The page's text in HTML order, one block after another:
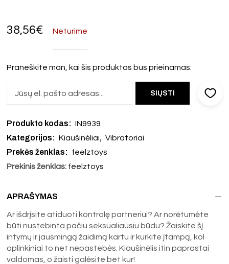
38,56€ Neturime
Praneškite man, kai šis produktas bus prieinamas:
Produkto kodas: IN9939
Kategorijos: Kiaušinėliai, Vibratoriai
Prekės ženklas:
feelztoys
Prekinis ženklas: feelztoys
APRAŠYMAS
Ar išdrįsite atiduoti kontrolę partneriui? Ar norėtumėte
būti nustebinta pačiu seksualiausiu būdu? Žaiskite šį
intymų ir jausmingą žaidimą kartu ir kurkite įtampą, kol
aplinkiniai to net nepastebės. Kiaušinėlis itin paprastai
valdomas, o žaisti galėsite bet kur!